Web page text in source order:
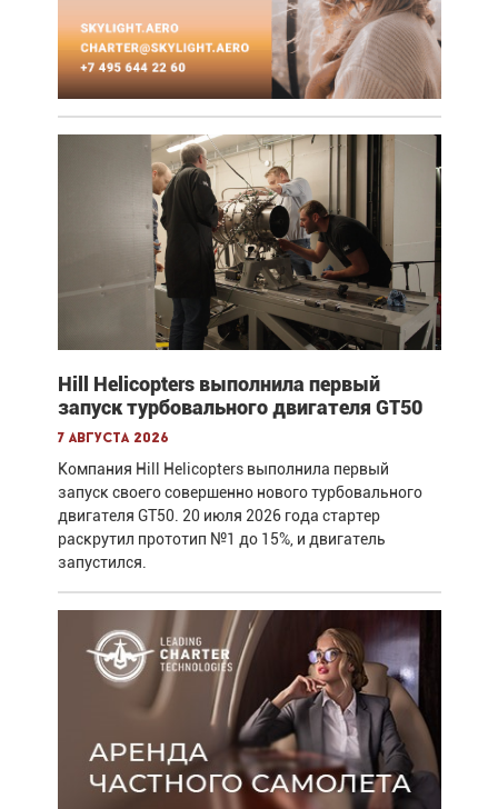
Hill Helicopters выполнила первый
запуск турбовального двигателя GT50
7 августа 2026
Компания Hill Helicopters выполнила первый
запуск своего совершенно нового турбовального
двигателя GT50. 20 июля 2026 года стартер
раскрутил прототип №1 до 15%, и двигатель
запустился.